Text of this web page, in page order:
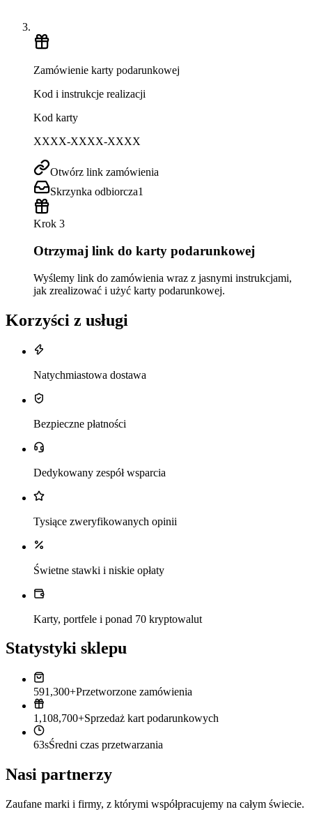
Zamówienie karty podarunkowej
Kod i instrukcje realizacji
Kod karty
XXXX-XXXX-XXXX
Otwórz link zamówienia
Skrzynka odbiorcza1
Krok 3
Otrzymaj link do karty podarunkowej
Wyślemy link do zamówienia wraz z jasnymi instrukcjami,
jak zrealizować i użyć karty podarunkowej.
Korzyści z usługi
Natychmiastowa dostawa
Bezpieczne płatności
Dedykowany zespół wsparcia
Tysiące zweryfikowanych opinii
Świetne stawki i niskie opłaty
Karty, portfele i ponad 70 kryptowalut
Statystyki sklepu
591,300+Przetworzone zamówienia
1,108,700+Sprzedaż kart podarunkowych
63sŚredni czas przetwarzania
Nasi partnerzy
Zaufane marki i firmy, z którymi współpracujemy na całym świecie.